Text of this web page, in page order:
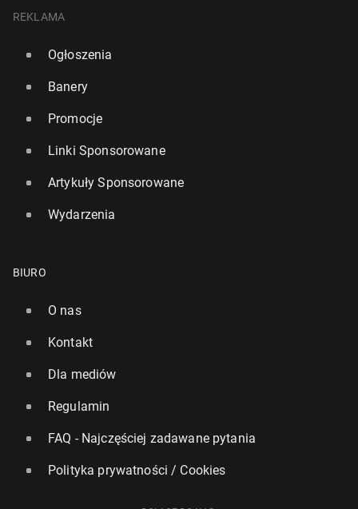
REKLAMA
Ogłoszenia
Banery
Promocje
Linki Sponsorowane
Artykuły Sponsorowane
Wydarzenia
BIURO
O nas
Kontakt
Dla mediów
Regulamin
FAQ - Najczęściej zadawane pytania
Polityka prywatności / Cookies